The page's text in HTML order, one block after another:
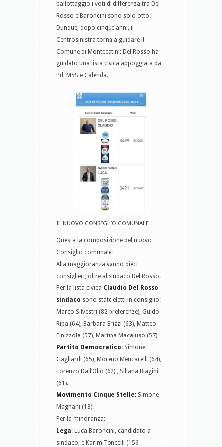
ballottaggio i voti di differenza tra Del
Rosso e Baroncini sono solo otto.
Dunque, dopo cinque anni, il
Centrosinistra torna a guidare il
Comune di Montecatini: Del Rosso ha
guidato una lista civica appoggiata da
Pd, M5S e Calenda.
IL NUOVO CONSIGLIO COMUNALE
Questa la composizione del nuovo
Consiglio comunale:
Alla maggioranza vanno dieci
consiglieri, oltre al sindaco Del Rosso.
Per la lista civica Claudio Del Rosso
sindaco sono state eletti in consiglio:
Marco Silvestri (82 preferenze), Guido
Ripa (64), Barbara Brizzi (63), Matteo
Finizzola (57), Martina Macaluso (57)
Partito Democratico: Simone
Gagliardi (65), Moreno Mencarelli (64),
Lorenzo Dall’Olio (62) , Siliana Biagini
(61).
Movimento Cinque Stelle: Simone
Magnani (18).
Per la minoranza:
Lega: Luca Baroncini, candidato a
sindaco, e Karim Toncelli (156